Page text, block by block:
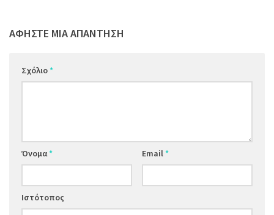
ΑΦΉΣΤΕ ΜΙΑ ΑΠΆΝΤΗΣΗ
Σχόλιο*
Όνομα* Email*
Ιστότοπος